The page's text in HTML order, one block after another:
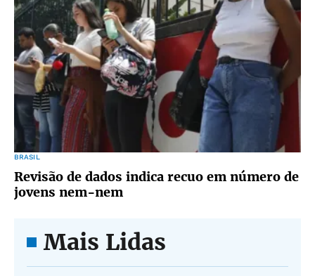
BRASIL
Revisão de dados indica recuo em número de
jovens nem-nem
Mais Lidas